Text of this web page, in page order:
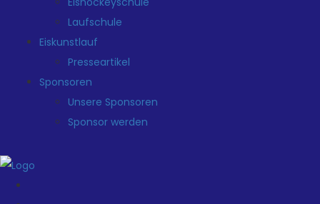
Laufschule
Eiskunstlauf
Presseartikel
Sponsoren
Unsere Sponsoren
Sponsor werden